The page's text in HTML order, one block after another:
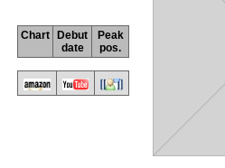
Chart
Debut
date
Peak
pos.